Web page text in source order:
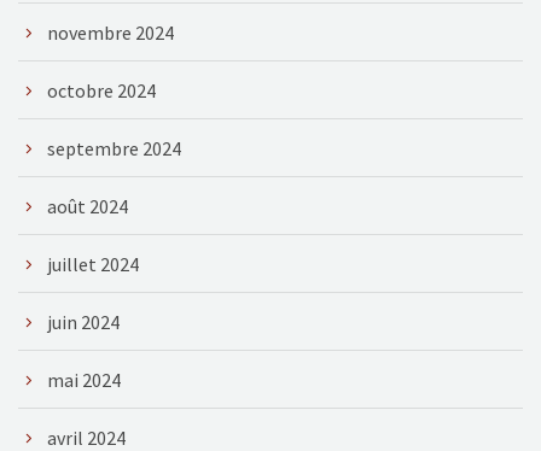
novembre 2024
octobre 2024
septembre 2024
août 2024
juillet 2024
juin 2024
mai 2024
avril 2024